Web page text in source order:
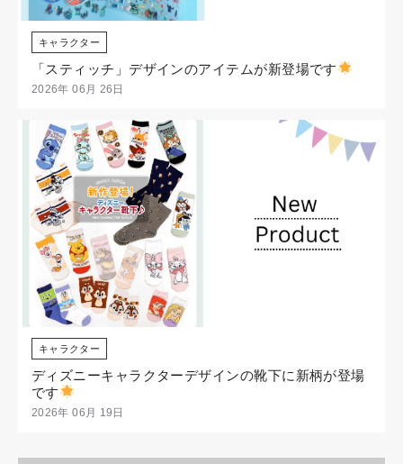
キャラクター
「スティッチ」デザインのアイテムが新登場です
2026年 06月 26日
キャラクター
ディズニーキャラクターデザインの靴下に新柄が登場
です
2026年 06月 19日